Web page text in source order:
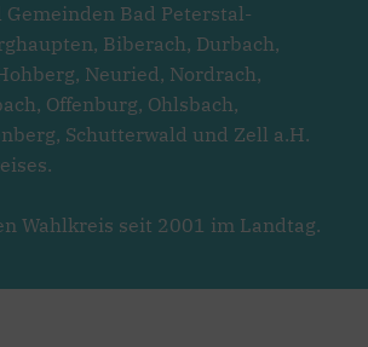
Gemeinden Bad Peterstal-
Biberach, Durbach,
Neuried, Nordrach,
Offenburg, Ohlsbach,
Schutterwald und Zell a.H.
Wahlkreis seit 2001 im Landtag.